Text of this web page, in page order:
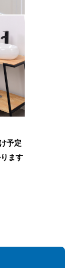
予定
ます